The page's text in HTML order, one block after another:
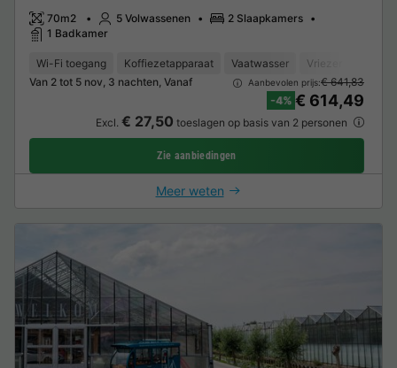
70m2 5 Volwassenen
2 Slaapkamers
1 Badkamer
Wi-Fi toegang Koffiezetapparaat Vaatwasser Vriezer
Van 2 tot 5 nov, 3 nachten, Vanaf
Aanbevolen prijs:€ 641,83
-4% € 614,49
Excl. € 27,50 toeslagen op basis van 2 personen
Zie aanbiedingen
Meer weten